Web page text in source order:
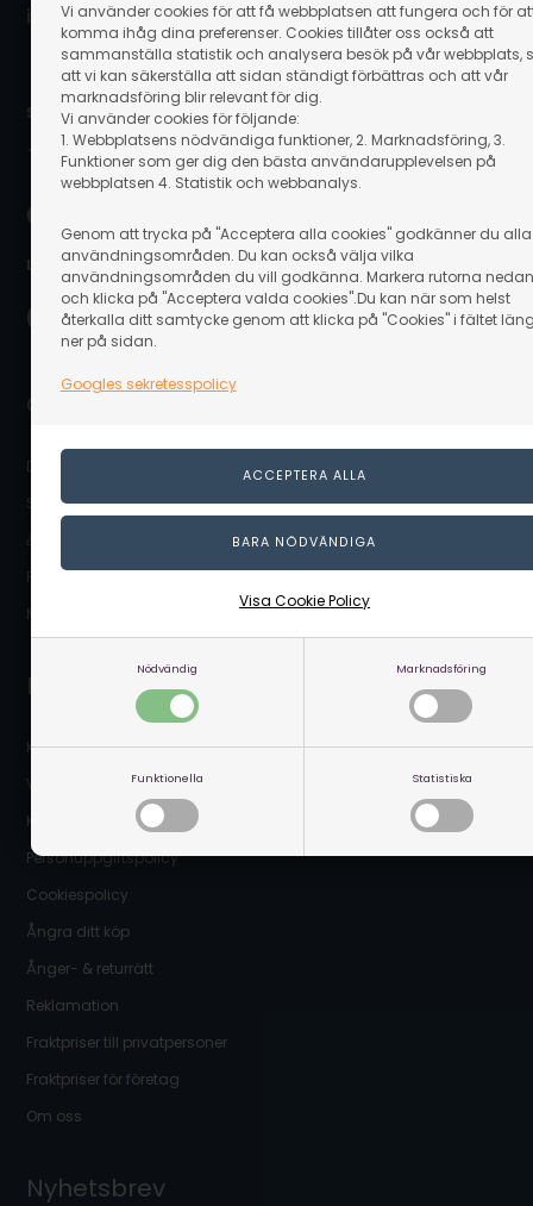
Vi använder cookies för att få webbplatsen att fungera och för
komma ihåg dina preferenser. Cookies tillåter oss också att
sammanställa statistik och analysera besök på vår webbplats,
att vi kan säkerställa att sidan ständigt förbättras och att vår
marknadsföring blir relevant för dig.
Vi använder cookies för följande:
1. Webbplatsens nödvändiga funktioner, 2. Marknadsföring, 3.
Funktioner som ger dig den bästa användarupplevelsen på
webbplatsen 4. Statistik och webbanalys.
Genom att trycka på "Acceptera alla cookies" godkänner du alla
användningsområden. Du kan också välja vilka
användningsområden du vill godkänna. Markera rutorna nedan
och klicka på "Acceptera valda cookies".Du kan när som helst
återkalla ditt samtycke genom att klicka på "Cookies" i fältet
ner på sidan.
Googles sekretesspolicy
Nödvändig Marknadsföring
Funktionella Statistiska
Visa Cookie Policy
info@linaa.se
Säker betalning online:
Leverans nära dig:
Genvägar
DIY Guider
Säkerhetsdatablad
🎁 Presentkort
Prenumerera på nyhetsbrev
Mitt Linaa.se (Kundlogin)
Kundtjänst
Kontakta oss
Vanliga frågor
Köpevillkor
Personuppgiftspolicy
Cookiespolicy
Ångra ditt köp
Ånger- & returrätt
Reklamation
Fraktpriser till privatpersoner
Fraktpriser för företag
Om oss
Nyhetsbrev